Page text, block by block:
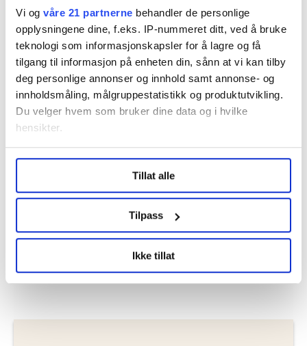
Vi og våre 21 partnerne behandler de personlige
opplysningene dine, f.eks. IP-nummeret ditt, ved å bruke
teknologi som informasjonskapsler for å lagre og få
tilgang til informasjon på enheten din, sånn at vi kan tilby
deg personlige annonser og innhold samt annonse- og
innholdsmåling, målgruppestatistikk og produktutvikling.
Du velger hvem som bruker dine data og i hvilke
hensikter.
Undermer infokan du lese om hvordan dine personlige
data behandles og hvordan du kan velge hvordan de skal
brukes. Du kan hele tiden endre eller trekke tilbake ditt
samtykke fra erklæringen om informasjonskapsler.
LO Medias publikasjoner frifagbevegelse.no, hk-nytt.no
og fontene.no bruker informasjonskapsler (cookies) for å
lære hvordan våre nettsider blir brukt slik at vi tilby
Tillat alle
Tilpass
Ikke tillat
Har en uke på seg
Jana Walzer håper at bedriften snur, og at
feriepengene vil utbetales som først ventet, på
lønningsdagen 8. juni.
Hun vet om medlemmer som reiser på ferie
allerede i neste uke, og som er avhengige av å ha
feriepengene på konto.
– ISS har en uke på å ordne dette. Jeg håper de får
gjort noe med det raskt, sier Walzer.
Streik Renholder Nyheter Lønnsoppgjøret